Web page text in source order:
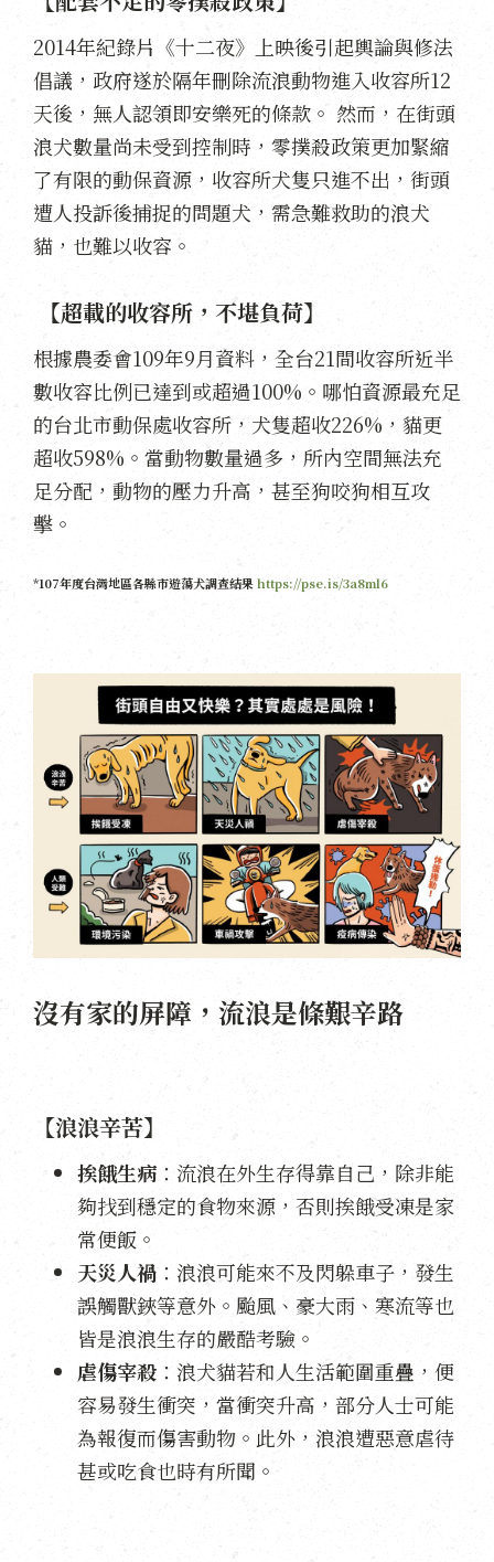
2014年紀錄片《十二夜》上映後引起輿論與修法
倡議，政府遂於隔年刪除流浪動物進入收容所12
天後，無人認領即安樂死的條款。 然而，在街頭
浪犬數量尚未受到控制時，零撲殺政策更加緊縮
了有限的動保資源，收容所犬隻只進不出，街頭
遭人投訴後捕捉的問題犬，需急難救助的浪犬
貓，也難以收容。
【超載的收容所，不堪負荷】
根據農委會109年9月資料，全台21間收容所近半
數收容比例已達到或超過100%。哪怕資源最充足
的台北市動保處收容所，犬隻超收226%，貓更
超收598%。當動物數量過多，所內空間無法充
足分配，動物的壓力升高，甚至狗咬狗相互攻
擊。
*107年度台灣地區各縣市遊蕩犬調查結果https://pse.is/3a8ml6
沒有家的屏障，流浪是條艱辛路
【浪浪辛苦】
挨餓生病 ：流浪在外生存得靠自己，除非能
夠找到穩定的食物來源，否則挨餓受凍是家
常便飯。
天災人禍 ：浪浪可能來不及閃躲車子，發生
誤觸獸鋏等意外。颱風、豪大雨、寒流等也
皆是浪浪生存的嚴酷考驗。
虐傷宰殺 ：浪犬貓若和人生活範圍重疊，便
容易發生衝突，當衝突升高，部分人士可能
為報復而傷害動物。此外，浪浪遭惡意虐待
甚或吃食也時有所聞。